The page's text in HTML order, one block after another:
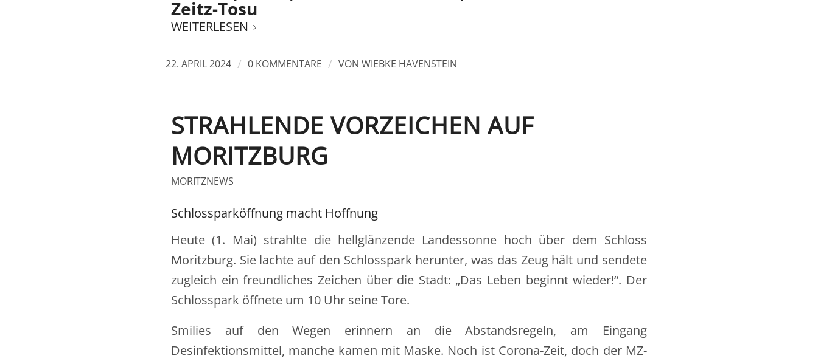
Zeitz-Tosu
WEITERLESEN
22. APRIL 2024 / 0 KOMMENTARE / VON WIEBKE HAVENSTEIN
STRAHLENDE VORZEICHEN AUF
MORITZBURG
MORITZNEWS
Schlossparköffnung macht Hoffnung
Heute (1. Mai) strahlte die hellglänzende Landessonne hoch über dem Schloss
Moritzburg. Sie lachte auf den Schlosspark herunter, was das Zeug hält und sendete
zugleich ein freundliches Zeichen über die Stadt: „Das Leben beginnt wieder!“. Der
Schlosspark öffnete um 10 Uhr seine Tore.
Smilies auf den Wegen erinnern an die Abstandsregeln, am Eingang
Desinfektionsmittel, manche kamen mit Maske. Noch ist Corona-Zeit, doch der MZ-